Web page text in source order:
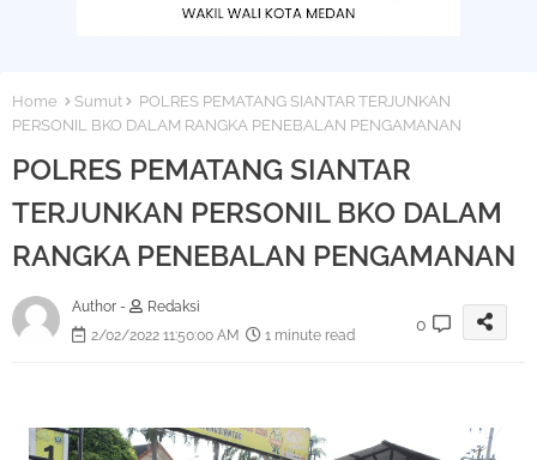
Home Sumut
POLRES PEMATANG SIANTAR TERJUNKAN
PERSONIL BKO DALAM RANGKA PENEBALAN PENGAMANAN
POLRES PEMATANG SIANTAR
TERJUNKAN PERSONIL BKO DALAM
RANGKA PENEBALAN PENGAMANAN
Author -
Redaksi
2/02/2022 11:50:00 AM
1 minute read
0